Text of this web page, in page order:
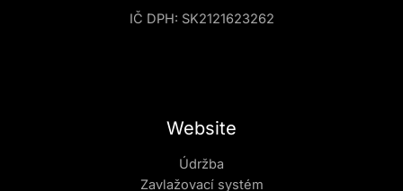
IČ DPH: SK2121623262
Website
Údržba
Zavlažovací systém